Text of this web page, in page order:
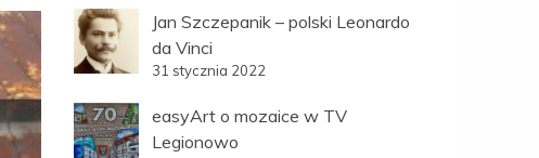
Jan Szczepanik – polski Leonardo
da Vinci
31 stycznia 2022
easyArt o mozaice w TV
Legionowo